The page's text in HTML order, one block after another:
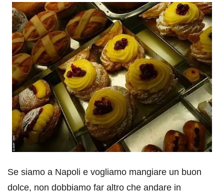
Se siamo a Napoli e vogliamo mangiare un buon
dolce, non dobbiamo far altro che andare in